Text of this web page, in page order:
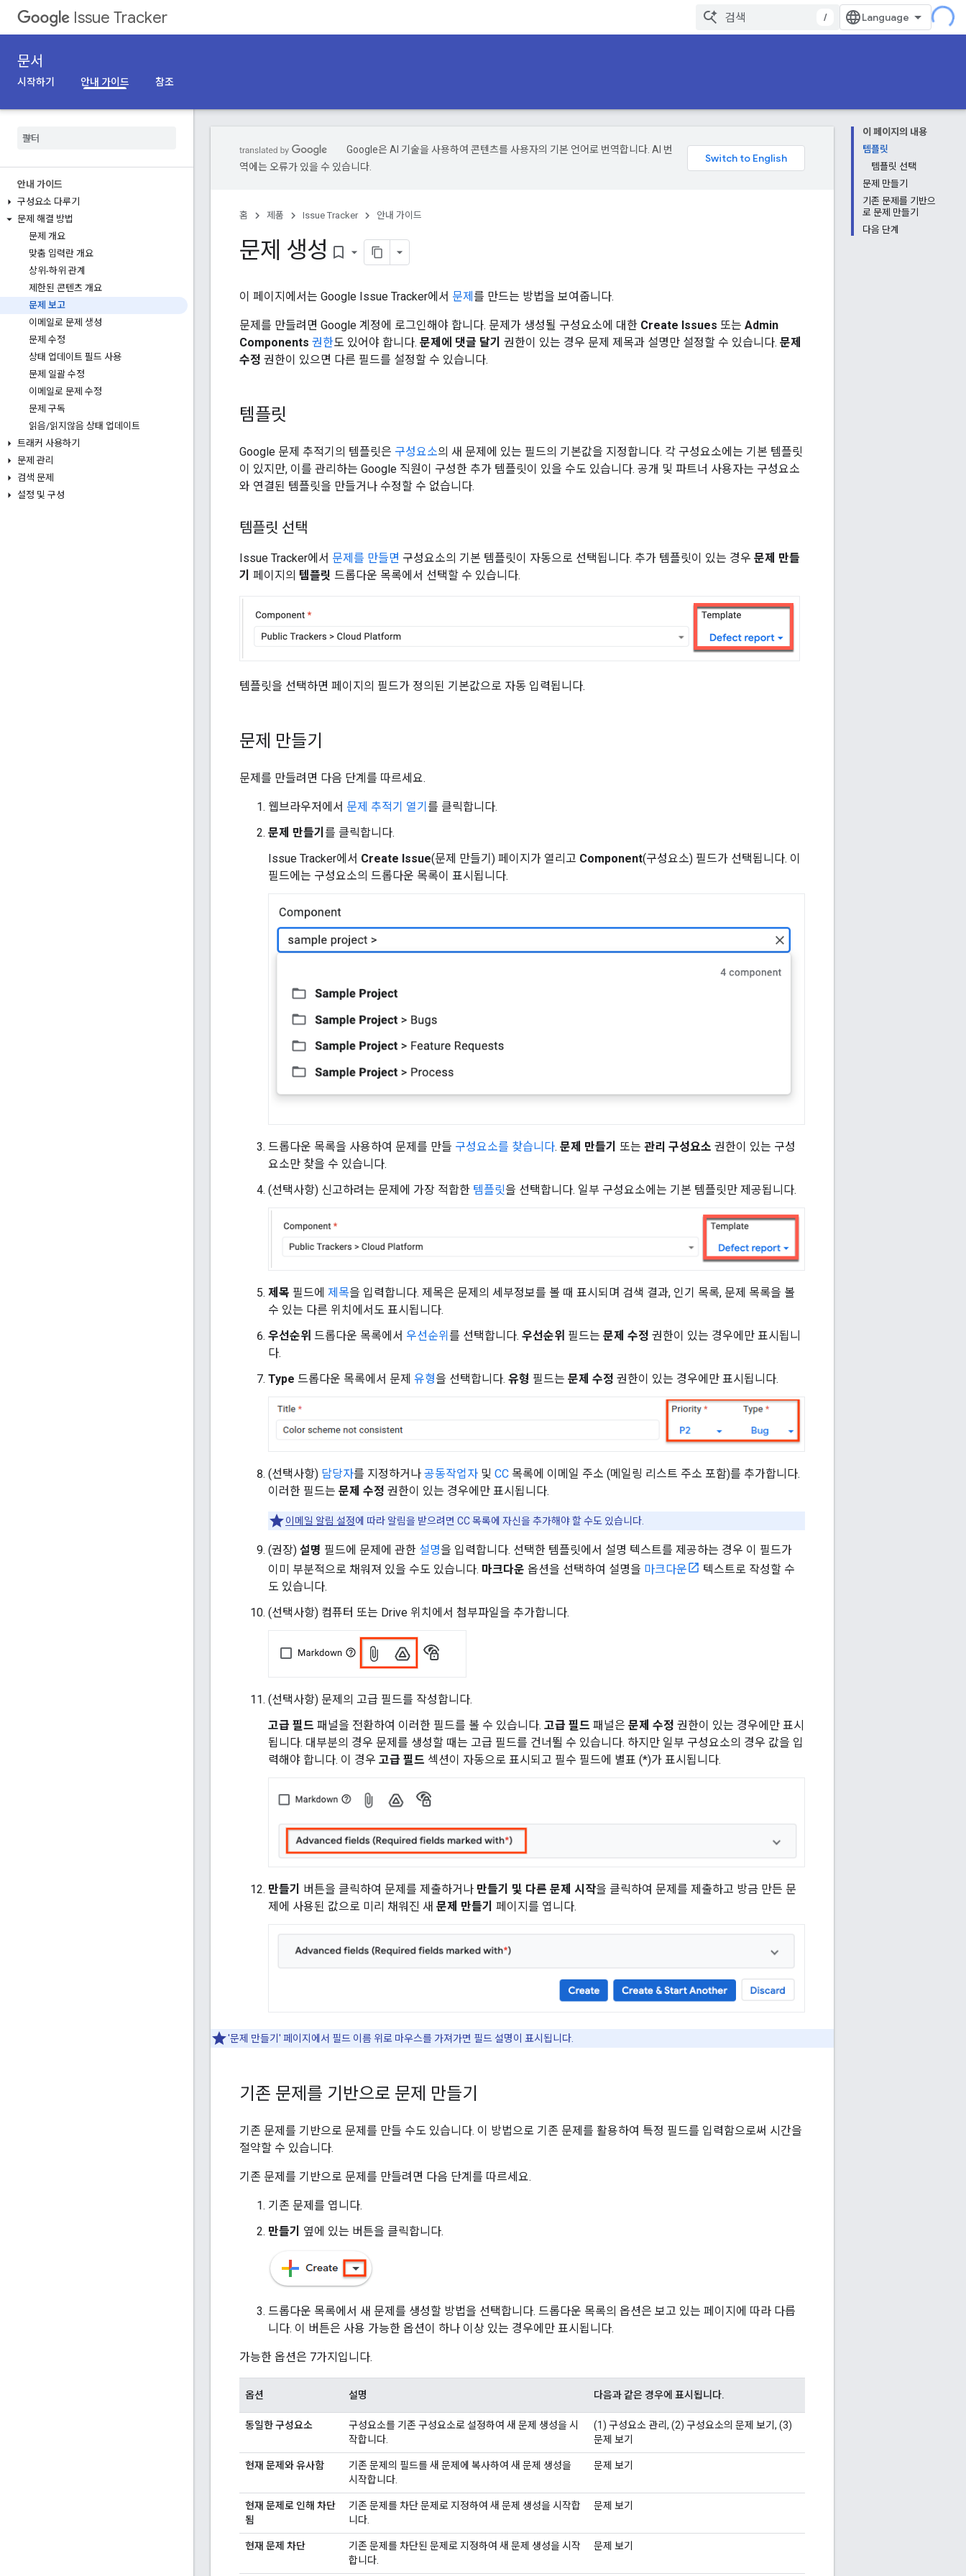
Issue Tracker /
문서
시작하기 안내 가이드 참조
안내 가이드
구성요소 다루기
문제 해결 방법
문제 개요
맞춤 입력란 개요
상위-하위 관계
제한된 콘텐츠 개요
문제 보고
이메일로 문제 생성
문제 수정
상태 업데이트 필드 사용
문제 일괄 수정
이메일로 문제 수정
문제 구독
읽음/읽지않음 상태 업데이트
트래커 사용하기
문제 관리
검색 문제
설정 및 구성
이 페이지의 내용
템플릿
템플릿 선택
문제 만들기
기존 문제를 기반으
로 문제 만들기
다음 단계
Google은 AI 기술을 사용하여 콘텐츠를 사용자의 기본 언어로 번역합니다. AI 번
역에는 오류가 있을 수 있습니다.
홈 제품 Issue Tracker 안내 가이드
문제 생성 bookmark_border
이 페이지에서는 Google Issue Tracker에서 문제 를 만드는 방법을 보여줍니다.
문제를 만들려면 Google 계정에 로그인해야 합니다. 문제가 생성될 구성요소에 대한 Create Issues 또는 Admin
Components 권한도 있어야 합니다. 문제에 댓글 달기 권한이 있는 경우 문제 제목과 설명만 설정할 수 있습니다. 문제
수정 권한이 있으면 다른 필드를 설정할 수 있습니다.
템플릿
Google 문제 추적기의 템플릿은 구성요소의 새 문제에 있는 필드의 기본값을 지정합니다. 각 구성요소에는 기본 템플릿
이 있지만, 이를 관리하는 Google 직원이 구성한 추가 템플릿이 있을 수도 있습니다. 공개 및 파트너 사용자는 구성요소
와 연결된 템플릿을 만들거나 수정할 수 없습니다.
템플릿 선택
Issue Tracker에서 문제를 만들면 구성요소의 기본 템플릿이 자동으로 선택됩니다. 추가 템플릿이 있는 경우 문제 만들
기 페이지의 템플릿 드롭다운 목록에서 선택할 수 있습니다.
템플릿을 선택하면 페이지의 필드가 정의된 기본값으로 자동 입력됩니다.
문제 만들기
문제를 만들려면 다음 단계를 따르세요.
웹브라우저에서 문제 추적기 열기 를 클릭합니다.
문제 만들기 를 클릭합니다.
Issue Tracker에서 Create Issue(문제 만들기) 페이지가 열리고 Component(구성요소) 필드가 선택됩니다. 이
필드에는 구성요소의 드롭다운 목록이 표시됩니다.
드롭다운 목록을 사용하여 문제를 만들 구성요소를 찾습니다. 문제 만들기 또는 관리 구성요소 권한이 있는 구성
요소만 찾을 수 있습니다.
(선택사항) 신고하려는 문제에 가장 적합한 템플릿을 선택합니다. 일부 구성요소에는 기본 템플릿만 제공됩니다.
제목 필드에 제목을 입력합니다. 제목은 문제의 세부정보를 볼 때 표시되며 검색 결과, 인기 목록, 문제 목록을 볼
수 있는 다른 위치에서도 표시됩니다.
우선순위 드롭다운 목록에서 우선순위 를 선택합니다. 우선순위 필드는 문제 수정 권한이 있는 경우에만 표시됩니
다.
Type 드롭다운 목록에서 문제 유형을 선택합니다. 유형 필드는 문제 수정 권한이 있는 경우에만 표시됩니다.
(선택사항) 담당자를 지정하거나 공동작업자 및 CC 목록에 이메일 주소 (메일링 리스트 주소 포함)를 추가합니다.
이러한 필드는 문제 수정 권한이 있는 경우에만 표시됩니다.
이메일 알림 설정에 따라 알림을 받으려면 CC 목록에 자신을 추가해야 할 수도 있습니다.
(권장) 설명 필드에 문제에 관한 설명을 입력합니다. 선택한 템플릿에서 설명 텍스트를 제공하는 경우 이 필드가
이미 부분적으로 채워져 있을 수도 있습니다. 마크다운 옵션을 선택하여 설명을 마크다운
텍스트로 작성할 수
도 있습니다.
(선택사항) 컴퓨터 또는 Drive 위치에서 첨부파일을 추가합니다.
(선택사항) 문제의 고급 필드를 작성합니다.
고급 필드 패널을 전환하여 이러한 필드를 볼 수 있습니다. 고급 필드 패널은 문제 수정 권한이 있는 경우에만 표시
됩니다. 대부분의 경우 문제를 생성할 때는 고급 필드를 건너뛸 수 있습니다. 하지만 일부 구성요소의 경우 값을 입
력해야 합니다. 이 경우 고급 필드 섹션이 자동으로 표시되고 필수 필드에 별표 (*)가 표시됩니다.
만들기 버튼을 클릭하여 문제를 제출하거나 만들기 및 다른 문제 시작을 클릭하여 문제를 제출하고 방금 만든 문
제에 사용된 값으로 미리 채워진 새 문제 만들기 페이지를 엽니다.
'문제 만들기' 페이지에서 필드 이름 위로 마우스를 가져가면 필드 설명이 표시됩니다.
기존 문제를 기반으로 문제 만들기
기존 문제를 기반으로 문제를 만들 수도 있습니다. 이 방법으로 기존 문제를 활용하여 특정 필드를 입력함으로써 시간을
절약할 수 있습니다.
기존 문제를 기반으로 문제를 만들려면 다음 단계를 따르세요.
기존 문제를 엽니다.
만들기
옆에 있는 버튼을 클릭합니다.
드롭다운 목록에서 새 문제를 생성할 방법을 선택합니다. 드롭다운 목록의 옵션은 보고 있는 페이지에 따라 다릅
니다. 이 버튼은 사용 가능한 옵션이 하나 이상 있는 경우에만 표시됩니다.
가능한 옵션은 7가지입니다.
옵션 설명 다음과 같은 경우에 표시됩니다.
동일한 구성요소
구성요소를 기존 구성요소로 설정하여 새 문제 생성을 시
작합니다.
(1) 구성요소 관리, (2) 구성요소의 문제 보기, (3)
문제 보기
현재 문제와 유사함
기존 문제의 필드를 새 문제에 복사하여 새 문제 생성을
시작합니다.
문제 보기
현재 문제로 인해 차단
됨
기존 문제를 차단 문제로 지정하여 새 문제 생성을 시작합
니다.
문제 보기
현재 문제 차단
기존 문제를 차단된 문제로 지정하여 새 문제 생성을 시작
합니다.
문제 보기